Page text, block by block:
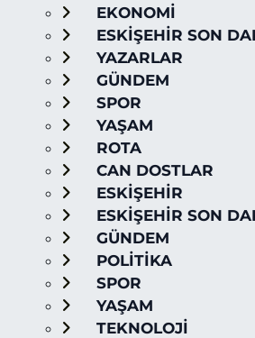
EKONOMİ
ESKİŞEHİR SON
YAZARLAR
GÜNDEM
SPOR
YAŞAM
ROTA
CAN DOSTLAR
ESKİŞEHİR
ESKİŞEHİR SON
GÜNDEM
POLİTİKA
SPOR
YAŞAM
TEKNOLOJİ